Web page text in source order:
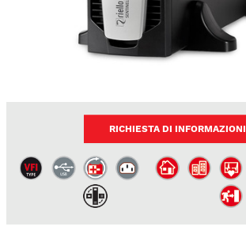
RICHIESTA DI INFORMAZIONI